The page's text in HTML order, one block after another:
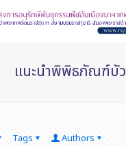
แนะนำพิพิธภัณฑ์บัว
Tags Authors